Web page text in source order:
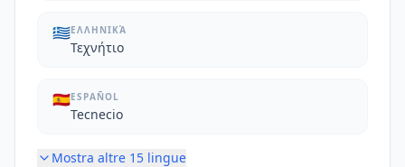
🇬🇷ΕΛΛΗΝΙΚΆ
Τεχνήτιο
🇪🇸ESPAÑOL
Tecnecio
Mostra altre 15 lingue